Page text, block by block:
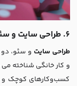
6. طراحی سایت و سئو در منزل
طراحی سایت و سئو،
و کار خانگی شناخته می
کسب‌وکارهای کوچک و